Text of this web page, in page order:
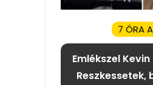
7 ÓRA
Emlékszel
Reszkessetek,